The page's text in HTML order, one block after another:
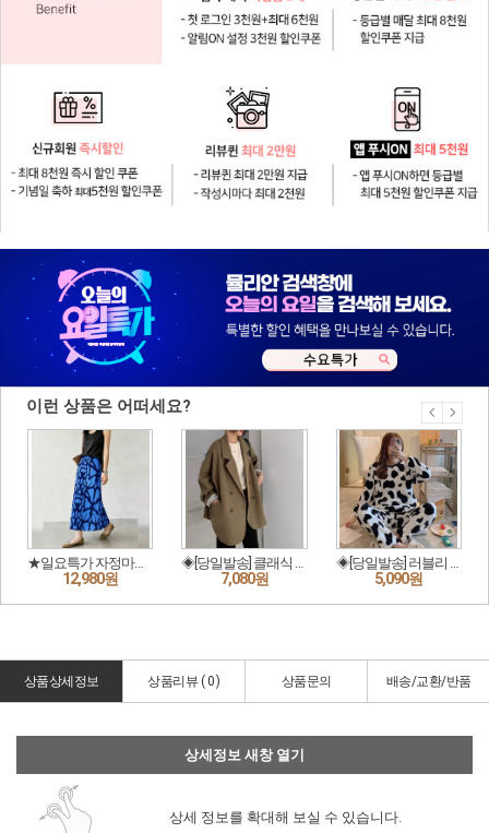
상품상세정보 상품리뷰 (0) 상품문의 배송/교환/반품
상세정보 새창 열기
상세 정보를 확대해 보실 수 있습니다.